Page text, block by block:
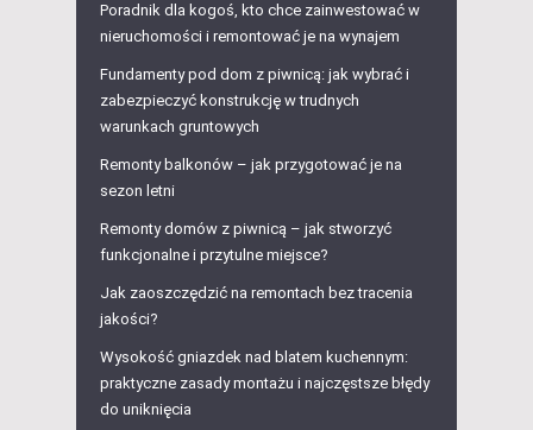
Poradnik dla kogoś, kto chce zainwestować w
nieruchomości i remontować je na wynajem
Fundamenty pod dom z piwnicą: jak wybrać i
zabezpieczyć konstrukcję w trudnych
warunkach gruntowych
Remonty balkonów – jak przygotować je na
sezon letni
Remonty domów z piwnicą – jak stworzyć
funkcjonalne i przytulne miejsce?
Jak zaoszczędzić na remontach bez tracenia
jakości?
Wysokość gniazdek nad blatem kuchennym:
praktyczne zasady montażu i najczęstsze błędy
do uniknięcia